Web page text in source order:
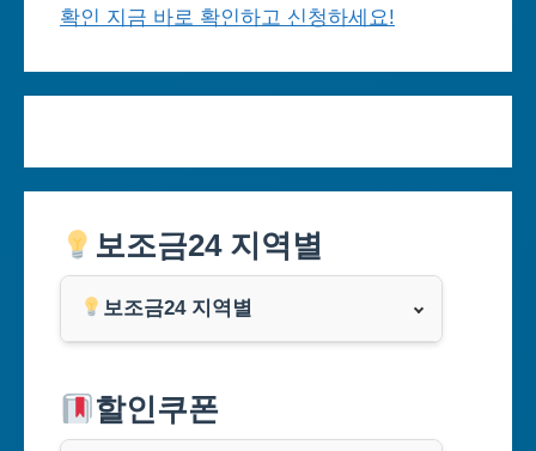
확인 지금 바로 확인하고 신청하세요!
보조금24 지역별
보조금24 지역별
부산광역시
할인쿠폰